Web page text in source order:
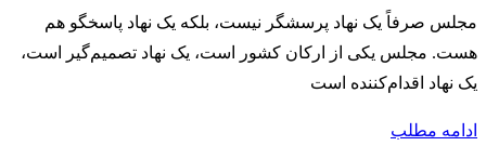
مجلس صرفاً یک نهاد پرسشگر نیست، بلکه یک نهاد پاسخگو هم
هست. مجلس یکی از ارکان کشور است، یک نهاد تصمیم‌گیر است،
یک نهاد اقدام‌کننده است
ادامه مطلب